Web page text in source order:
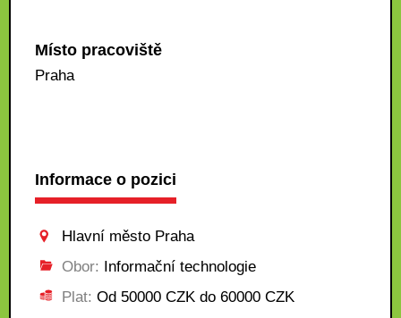
Místo pracoviště
Praha
Informace o pozici
Hlavní město Praha
Obor: Informační technologie
Plat: Od 50000 CZK do 60000 CZK